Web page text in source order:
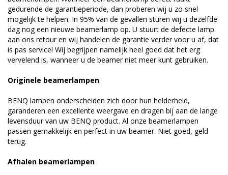
gedurende de garantieperiode, dan proberen wij u zo snel
mogelijk te helpen. In 95% van de gevallen sturen wij u dezelfde
dag nog een nieuwe beamerlamp op. U stuurt de defecte lamp
aan ons retour en wij handelen de garantie verder voor u af, dat
is pas service! Wij begrijpen namelijk heel goed dat het erg
vervelend is, wanneer u de beamer niet meer kunt gebruiken.
Originele beamerlampen
BENQ lampen onderscheiden zich door hun helderheid,
garanderen een excellente weergave en dragen bij aan de lange
levensduur van uw BENQ product. Al onze beamerlampen
passen gemakkelijk en perfect in uw beamer. Niet goed, geld
terug.
Afhalen beamerlampen